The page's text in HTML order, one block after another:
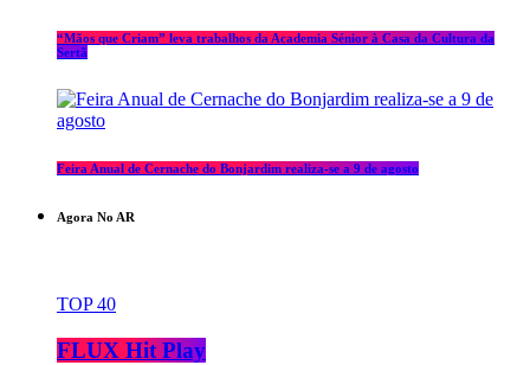
“Mãos que Criam” leva trabalhos da Academia Sénior à Casa da Cultura da
Sertã
Feira Anual de Cernache do Bonjardim realiza-se a 9 de agosto
Agora No AR
TOP 40
FLUX Hit Play